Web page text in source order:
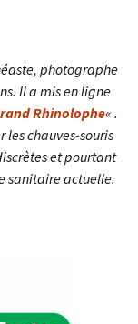
photographe
Il a mis en ligne
Rhinolophe« .
les chauves-souris
et pourtant
sanitaire actuelle.